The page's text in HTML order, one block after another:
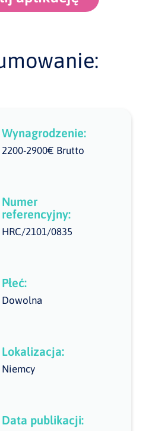
Wynagrodzenie:
2200-2900€ Brutto
Numer
referencyjny:
HRC/2101/0835
Płeć:
Dowolna
Lokalizacja:
Niemcy
Data publikacji: